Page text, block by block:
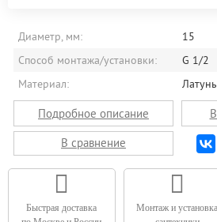
Диаметр, мм:
15
Способ монтажа/установки:
G 1/2
Материал:
Латунь
Подробное описание
В сравнение
Быстрая доставка
Монтаж и установка